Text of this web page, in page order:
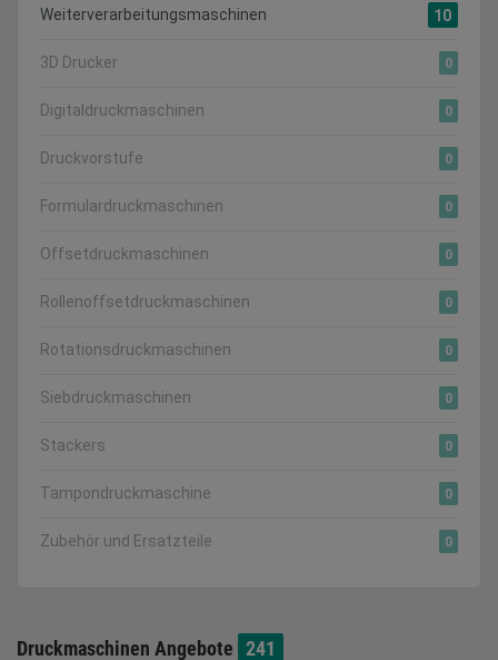
10
Weiterverarbeitungsmaschinen
0
3D Drucker
0
Digitaldruckmaschinen
0
Druckvorstufe
0
Formulardruckmaschinen
0
Offsetdruckmaschinen
0
Rollenoffsetdruckmaschinen
0
Rotationsdruckmaschinen
0
Siebdruckmaschinen
0
Stackers
0
Tampondruckmaschine
0
Zubehör und Ersatzteile
Druckmaschinen Angebote 241